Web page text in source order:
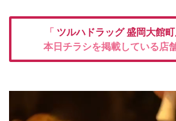
「 ツルハドラッグ盛岡大館
本日チラシを掲載している店